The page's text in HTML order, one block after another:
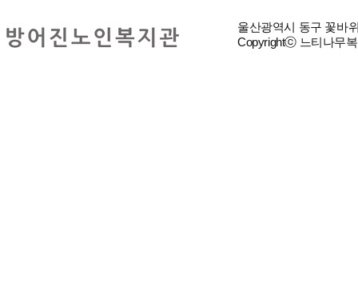
울산광역시 동구 꽃바
Copyrightⓒ 느티나무